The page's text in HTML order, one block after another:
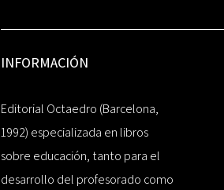
INFORMACIÓN
Editorial Octaedro (Barcelona,
1992) especializada en libros
sobre educación, tanto para el
desarrollo del profesorado como